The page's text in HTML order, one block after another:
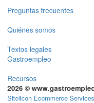
Preguntas frecuentes
Quiénes somos
Textos legales
Gastroempleo
Recursos
2026 ©
Sitelicon Ecommerce Services